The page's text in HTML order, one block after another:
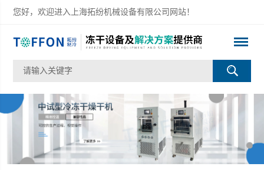
您好，欢迎进入上海拓纷机械设备有限公司网站！